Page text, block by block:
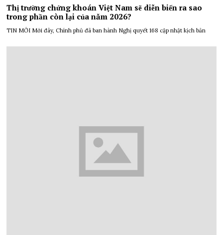
Thị trường chứng khoán Việt Nam sẽ diễn biến ra sao
trong phần còn lại của năm 2026?
TIN MỚI Mới đây, Chính phủ đã ban hành Nghị quyết 168 cập nhật kịch bản